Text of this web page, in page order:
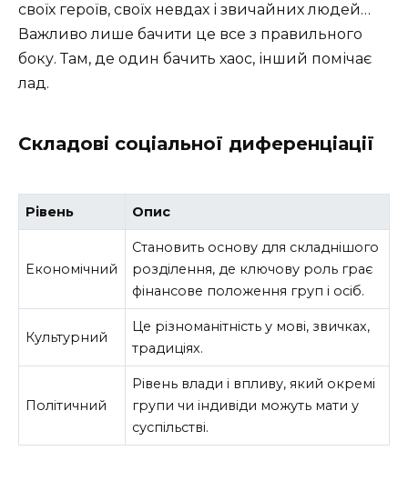
своїх героїв, своїх невдах і звичайних людей…
Важливо лише бачити це все з правильного
боку. Там, де один бачить хаос, інший помічає
лад.
Складові соціальної диференціації
Рівень Опис
Економічний
Становить основу для складнішого
розділення, де ключову роль грає
фінансове положення груп і осіб.
Культурний
Це різноманітність у мові, звичках,
традиціях.
Політичний
Рівень влади і впливу, який окремі
групи чи індивіди можуть мати у
суспільстві.